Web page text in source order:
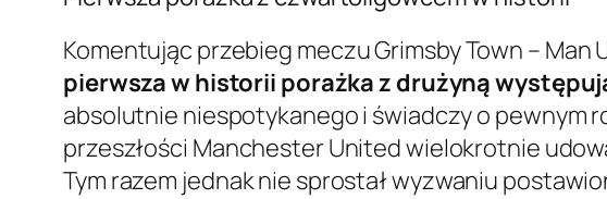
Komentując przebieg meczu Grimsby Town –
pierwsza w historii porażka z drużyną
absolutnie niespotykanego i świadczy o pewnym
przeszłości Manchester United wielokrotnie
Tym razem jednak nie sprostał wyzwaniu